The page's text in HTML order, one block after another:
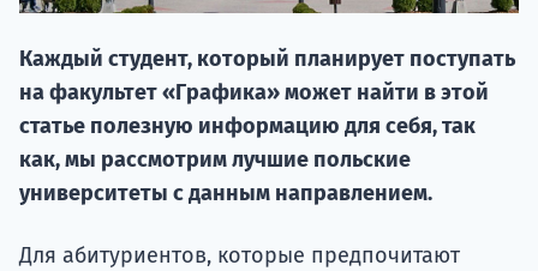
Каждый студент, который планирует поступать
на факультет «Графика» может найти в этой
статье полезную информацию для себя, так
как, мы рассмотрим лучшие польские
университеты с данным направлением.
Для абитуриентов, которые предпочитают